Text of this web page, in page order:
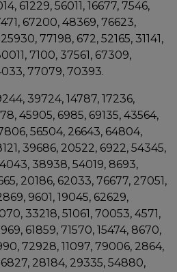
61229, 56011, 16677, 7546,
67200, 48369, 76623,
77198, 672, 52165, 31141,
7100, 37561, 67309,
77079, 70393.
39724, 14787, 17236,
45905, 6985, 69135, 43564,
56504, 26643, 64804,
39686, 20522, 6922, 54345,
38938, 54019, 8693,
20186, 62033, 76677, 27051,
9601, 19045, 62629,
33218, 51061, 70053, 4571,
61859, 71570, 15474, 8670,
72928, 11097, 79006, 2864,
28184, 29335, 54880,